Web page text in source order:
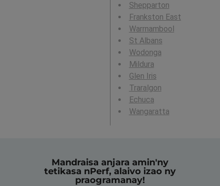
Shepparton
Frankston East
Warrnambool
St Albans
Wodonga
Mildura
Glen Iris
Traralgon
Echuca
Wangaratta
Mandraisa anjara amin'ny
tetikasa nPerf, alaivo izao ny
praogramanay!